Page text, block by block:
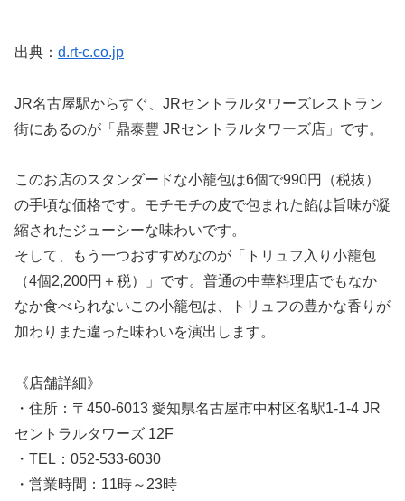
出典： d.rt-c.co.jp
JR名古屋駅からすぐ、JRセントラルタワーズレストラン
街にあるのが「鼎泰豐 JRセントラルタワーズ店」です。
このお店のスタンダードな小籠包は6個で990円（税抜）
の手頃な価格です。モチモチの皮で包まれた餡は旨味が凝
縮されたジューシーな味わいです。
そして、もう一つおすすめなのが「トリュフ入り小籠包
（4個2,200円＋税）」です。普通の中華料理店でもなか
なか食べられないこの小籠包は、トリュフの豊かな香りが
加わりまた違った味わいを演出します。
《店舗詳細》
・住所：〒450-6013 愛知県名古屋市中村区名駅1-1-4 JR
セントラルタワーズ 12F
・TEL：052-533-6030
・営業時間：11時～23時